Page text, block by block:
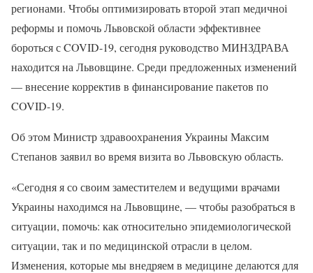
регионами. Чтобы оптимизировать второй этап медичноі
реформы и помочь Львовской области эффективнее
бороться с COVID-19, сегодня руководство МИНЗДРАВА
находится на Львовщине. Среди предложенных изменений
— внесение корректив в финансирование пакетов по
COVID-19.
Об этом Министр здравоохранения Украины Максим
Степанов заявил во время визита во Львовскую область.
«Сегодня я со своим заместителем и ведущими врачами
Украины находимся на Львовщине, — чтобы разобраться в
ситуации, помочь: как относительно эпидемиологической
ситуации, так и по медицинской отрасли в целом.
Изменения, которые мы внедряем в медицине делаются для